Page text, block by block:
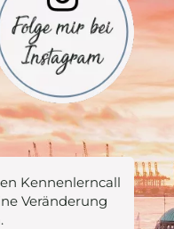
Kennenlerncall
Veränderung